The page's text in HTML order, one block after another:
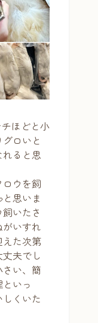
ほどと小
ロいと
ると思
ウを飼
思いま
いたさ
いすれ
えた次第
夫でし
い、簡
いっ
くいた